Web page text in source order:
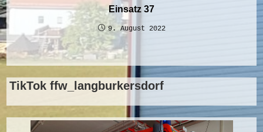
Einsatz 37
9. August 2022
TikTok ffw_langburkersdorf